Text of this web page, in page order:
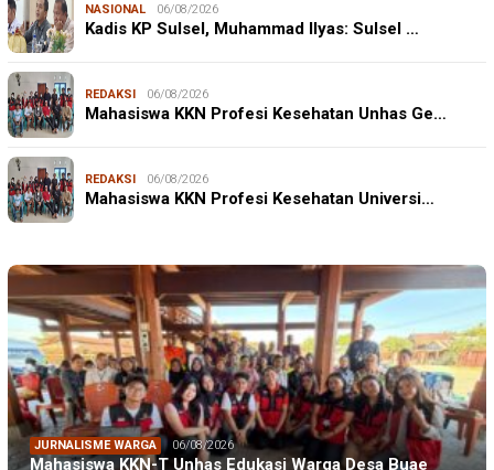
NASIONAL 06/08/2026
Kadis KP Sulsel, Muhammad Ilyas: Sulsel …
REDAKSI 06/08/2026
Mahasiswa KKN Profesi Kesehatan Unhas Ge…
REDAKSI 06/08/2026
Mahasiswa KKN Profesi Kesehatan Universi…
JURNALISME WARGA 06/08/2026
Mahasiswa KKN-T Unhas Edukasi Warga Desa Buae